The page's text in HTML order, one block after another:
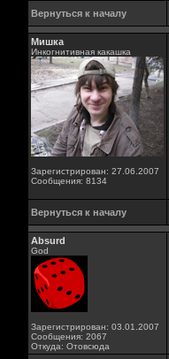
Вернуться к началу
Мишка
Инкогнитивная какашка
Зарегистрирован: 27.06.2007
Сообщения: 8134
Вернуться к началу
Absurd
God
Зарегистрирован: 03.01.2007
Сообщения: 2067
Откуда: Отовсюда